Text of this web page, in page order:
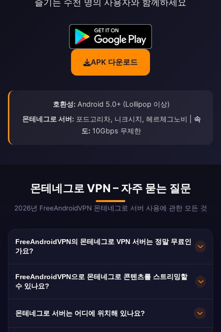
즐기는 수천 명의 사용자와 함께하세요
APK 다운로드
호환성: Android 5.0+ (Lollipop 이상)
몬테네그로 서버:포드고리차, 니크시치, 헤르체그노비 | 속
도: 10Gbps 무제한
몬테네그로 VPN – 자주 묻는 질문
2026년 FreeAndroidVPN 몬테네그로 서버 사용에 관한 모든 것
FreeAndroidVPN의 몬테네그로 VPN 서버는 정말 무료인
가요?
숨겨진 비용, 체험판, 신용카드 없이 100% 무료입
네그로 VPN 서버에 무제한 접근하세요.
FreeAndroidVPN으로 몬테네그로 콘텐츠를 스트리밍할
수 있나요?
몬테네그로 VPN 서버는 RTCG, 몬테네그로 TV, 몬
테네그로 스포츠 TV 등 몬테네그로 플랫폼 스트리
몬테네그로 서버는 어디에 위치해 있나요?